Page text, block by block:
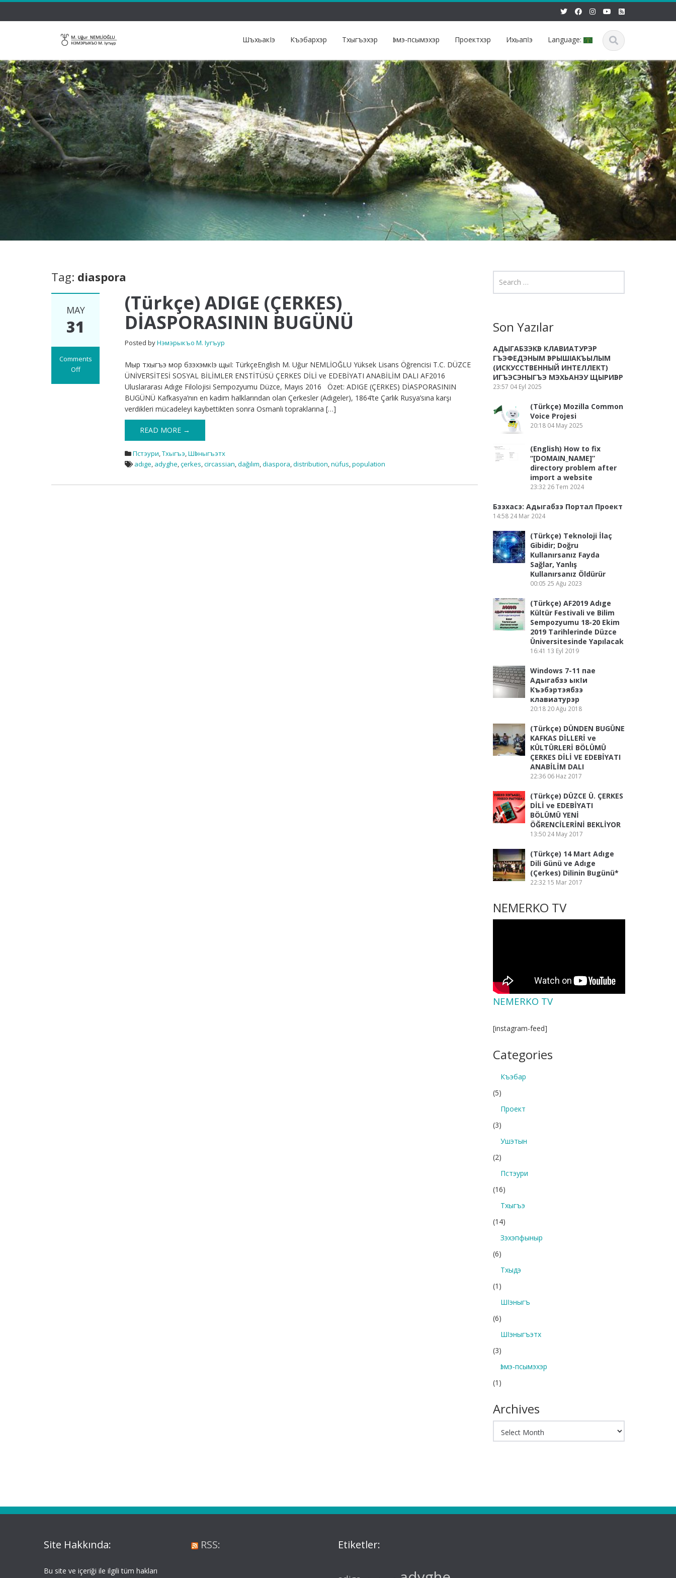
ШъхьакIэ Къэбархэр Тхыгъэхэр Ӏэмэ-псымэхэр Проектхэр Ихьапӏэ Language:
Tag: diaspora
MAY
31
Comments
Off
(Türkçe) ADIGE (ÇERKES)
DİASPORASININ BUGÜNÜ
Posted byНэмэрыкъо М. Iугъур
Мыр тхыгъэ мор бзэхэмкIэ щыI: TürkçeEnglish M. Uğur NEMLİOĞLU Yüksek Lisans Öğrencisi T.C. DÜZCE
ÜNİVERSİTESİ SOSYAL BİLİMLER ENSTİTÜSÜ ÇERKES DİLİ ve EDEBİYATI ANABİLİM DALI AF2016
Uluslararası Adıge Filolojisi Sempozyumu Düzce, Mayıs 2016 Özet: ADIGE (ÇERKES) DİASPORASININ
BUGÜNÜ Kafkasya’nın en kadim halklarından olan Çerkesler (Adıgeler), 1864’te Çarlık Rusya’sına karşı
verdikleri mücadeleyi kaybettikten sonra Osmanlı topraklarına […]
READ MORE →
Пстэури,Тхыгъэ,Шӏэныгъэтх
adıge, adyghe,çerkes,circassian,dağılım,diaspora,distribution,nüfus,population
Son Yazılar
АДЫГАБЗЭКӀЭ КЛАВИАТУРЭР
ГЪЭФЕДЭНЫМ ӀЭРЫШӀ АКЪЫЛЫМ
(ИСКУССТВЕННЫЙ ИНТЕЛЛЕКТ)
ИГЪЭСЭНЫГЪЭ МЭХЬАНЭУ ЩЫРИӀЭР
23:57 04 Eyl 2025
(Türkçe) Mozilla Common
Voice Projesi
20:18 04 May 2025
(English) How to fix
“[DOMAIN_NAME]”
directory problem after
import a website
23:32 26 Tem 2024
Бзэхасэ: Адыгабзэ Портал Проект
14:58 24 Mar 2024
(Türkçe) Teknoloji İlaç
Gibidir; Doğru
Kullanırsanız Fayda
Sağlar, Yanlış
Kullanırsanız Öldürür
00:05 25 Ağu 2023
(Türkçe) AF2019 Adıge
Kültür Festivali ve Bilim
Sempozyumu 18-20 Ekim
2019 Tarihlerinde Düzce
Üniversitesinde Yapılacak
16:41 13 Eyl 2019
Windows 7-11 пае
Адыгабзэ ыкӏи
Къэбэртэябзэ
клавиатурэр
20:18 20 Ağu 2018
(Türkçe) DÜNDEN BUGÜNE
KAFKAS DİLLERİ ve
KÜLTÜRLERİ BÖLÜMÜ
ÇERKES DİLİ VE EDEBİYATI
ANABİLİM DALI
22:36 06 Haz 2017
(Türkçe) DÜZCE Ü. ÇERKES
DİLİ ve EDEBİYATI
BÖLÜMÜ YENİ
ÖĞRENCİLERİNİ BEKLİYOR
13:50 24 May 2017
(Türkçe) 14 Mart Adıge
Dili Günü ve Adıge
(Çerkes) Dilinin Bugünü*
22:32 15 Mar 2017
NEMERKO TV
NEMERKO TV
[instagram-feed]
Categories
Къэбар
(5)
Проект
(3)
Ушэтын
(2)
Пстэури
(16)
Тхыгъэ
(14)
Зэхэпфыныр
(6)
Тхыдэ
(1)
Шӏэныгъ
(6)
Шӏэныгъэтх
(3)
Ӏэмэ-псымэхэр
(1)
Archives
Site Hakkında:
Bu site ve içeriği ile ilgili tüm hakları
RSS: Etiketler: